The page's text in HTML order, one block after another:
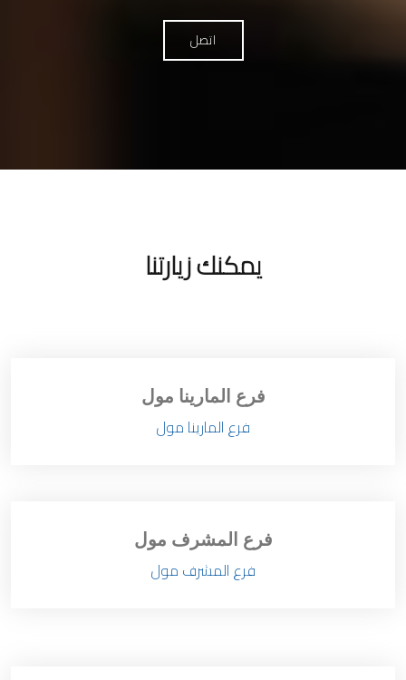
اتصل
يمكنك زيارتنا
فرع المارينا مول
فرع المارينا مول
فرع المشرف مول
فرع المشرف مول